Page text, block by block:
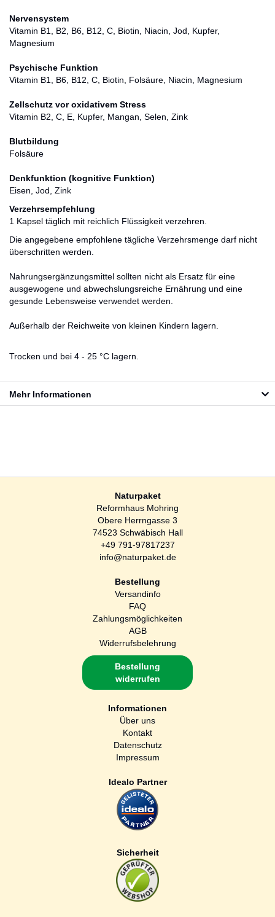
Nervensystem
Vitamin B1, B2, B6, B12, C, Biotin, Niacin, Jod, Kupfer,
Magnesium
Psychische Funktion
Vitamin B1, B6, B12, C, Biotin, Folsäure, Niacin, Magnesium
Zellschutz vor oxidativem Stress
Vitamin B2, C, E, Kupfer, Mangan, Selen, Zink
Blutbildung
Folsäure
Denkfunktion (kognitive Funktion)
Eisen, Jod, Zink
Verzehrsempfehlung
1 Kapsel täglich mit reichlich Flüssigkeit verzehren.
Die angegebene empfohlene tägliche Verzehrsmenge darf nicht
überschritten werden.
Nahrungsergänzungsmittel sollten nicht als Ersatz für eine
ausgewogene und abwechslungsreiche Ernährung und eine
gesunde Lebensweise verwendet werden.
Außerhalb der Reichweite von kleinen Kindern lagern.
Trocken und bei 4 - 25 °C lagern.
Mehr Informationen
Naturpaket
Reformhaus Mohring
Obere Herrngasse 3
74523 Schwäbisch Hall
+49 791-97817237
info@naturpaket.de
Bestellung
Versandinfo
FAQ
Zahlungsmöglichkeiten
AGB
Widerrufsbelehrung
Bestellung
widerrufen
Informationen
Über uns
Kontakt
Datenschutz
Impressum
Idealo Partner
Sicherheit